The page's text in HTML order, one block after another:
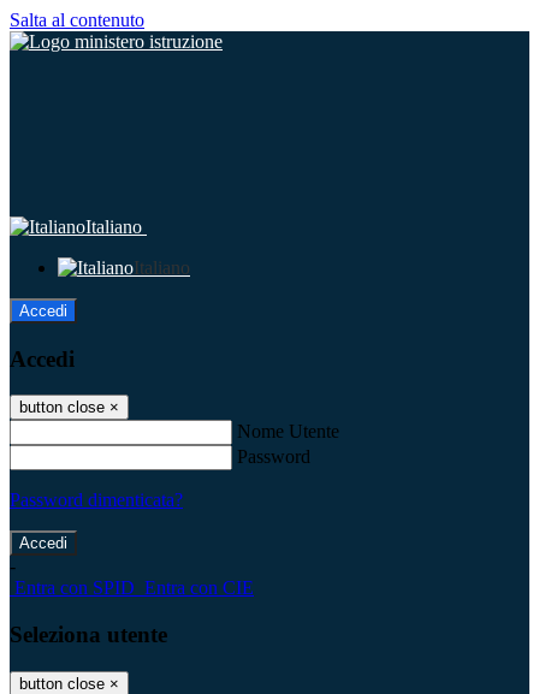
Salta al contenuto
Italiano
Italiano
Accedi
Accedi
button close ×
Nome Utente
Password
Password dimenticata?
-
Entra con SPID Entra con CIE
Seleziona utente
button close ×